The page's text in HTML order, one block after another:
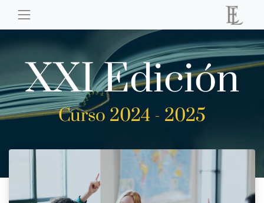
XXI Edición
Curso 2024 - 2025